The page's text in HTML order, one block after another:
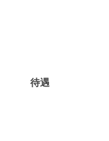
待遇